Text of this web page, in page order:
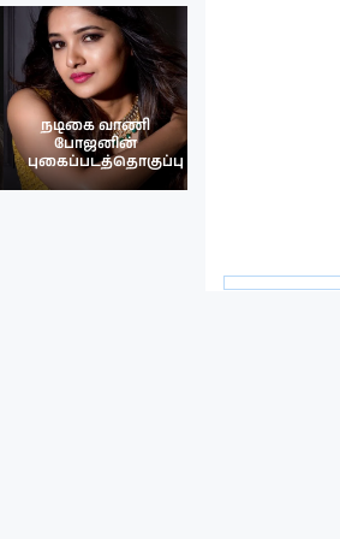
நடிகை வாணி
போஜனின்
புகைப்படத்தொகுப்பு